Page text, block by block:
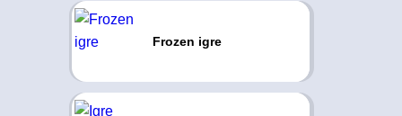
Frozen igre